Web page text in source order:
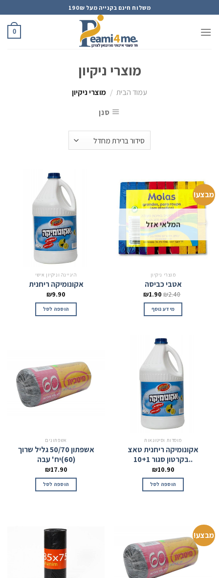
to
content
משלוח חינם בקנייה מעל 190₪
0
מוצרי ניקיון
עמוד הבית / מוצרי ניקיון
סנן
מבצע!
המלאי אזל
מוצרי ניקיון
אטבי כביסה
₪2.40
₪1.90
מידע נוסף
היגיינה וניקיון אישי
אקונומיקה ריחנית
₪9.90
הוספה לסל
מוסדות וסיטונאות
אקונומיקה ריחנית טאצ
..בקרטון סגור 10+1
₪10.90
הוספה לסל
אשפתונים
אשפתון 50/70 גליל שרוך
(60)יח' עבה
₪17.90
הוספה לסל
מבצע!